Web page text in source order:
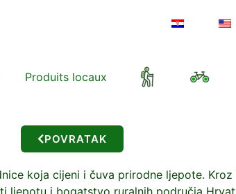
Produits locaux
POVRATAK
koja cijeni i čuva prirodne ljepote. Kroz
ljepotu i bogatstvo ruralnih područja